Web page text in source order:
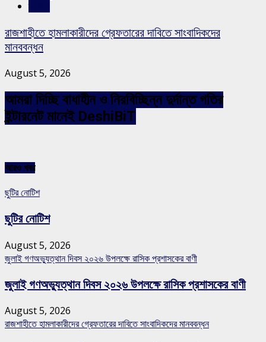
রাজশাহীতে হামলাকারীদের গ্রেফতারের দাবিতে সাংবাদিকদের
মানববন্ধন
August 5, 2026
আমরা দিচ্ছি বাধাহীন ও নিরবিচ্ছিন্ন দুর্দান্ত গতির
ইন্টারনেট মানেই DeshiBiT
আরও খবর
ছুটির নোটিশ
ছুটির নোটিশ
August 5, 2026
জুলাই গণঅভ্যুত্থান দিবস ২০২৬ উপলক্ষে রাসিক প্রশাসকের বাণী
জুলাই গণঅভ্যুত্থান দিবস ২০২৬ উপলক্ষে রাসিক প্রশাসকের বাণী
August 5, 2026
রাজশাহীতে হামলাকারীদের গ্রেফতারের দাবিতে সাংবাদিকদের মানববন্ধন